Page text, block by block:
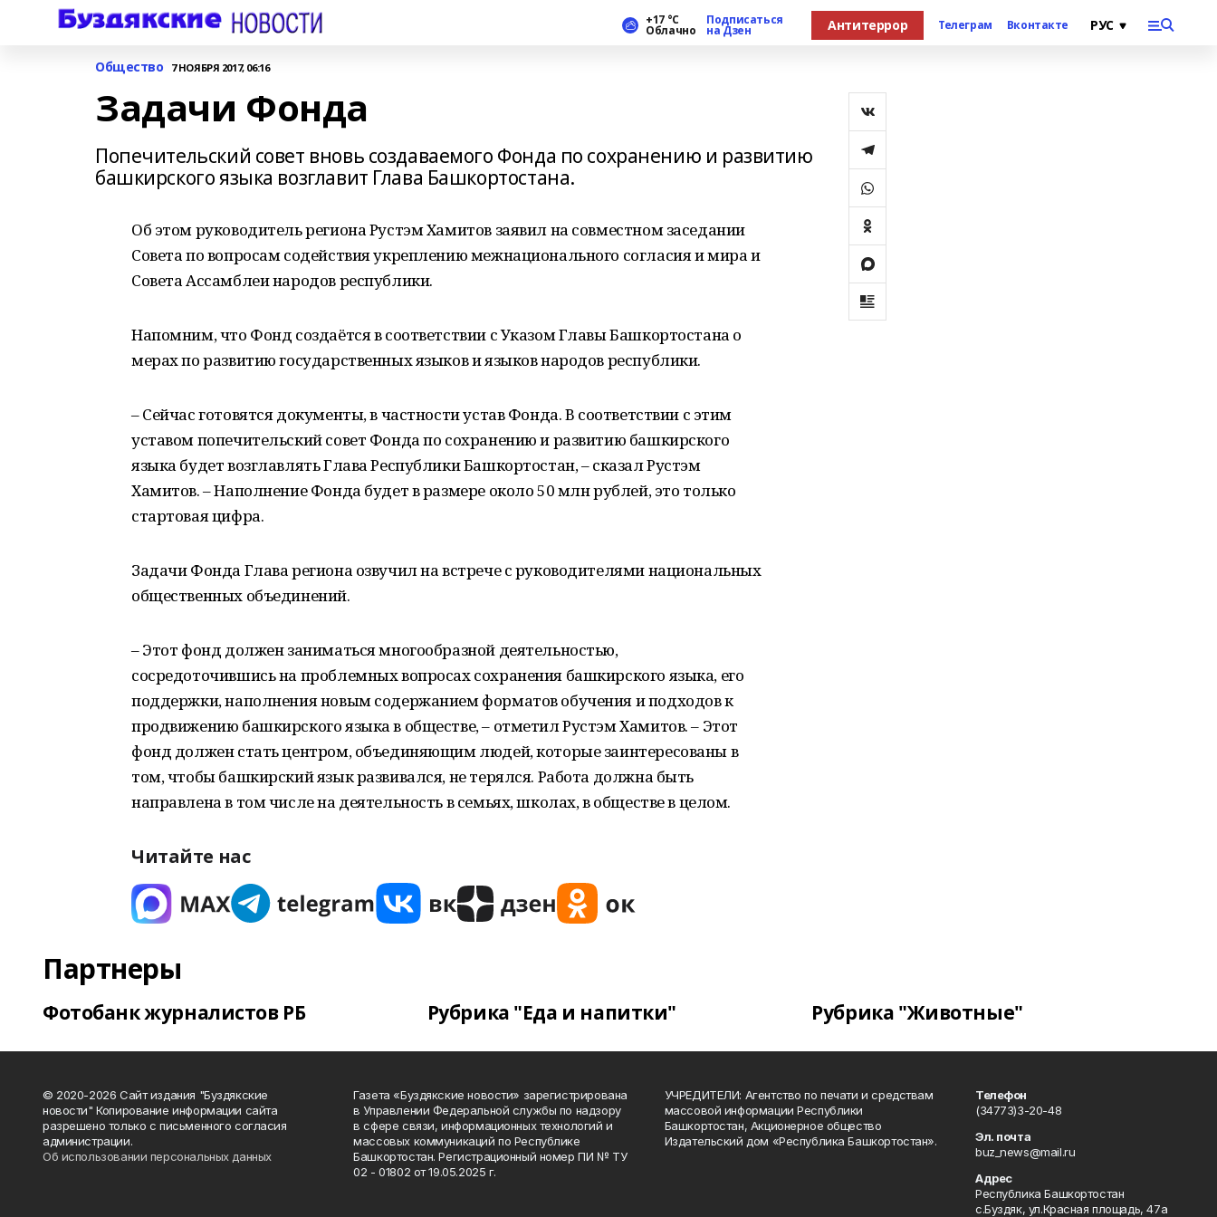
+17 °С
Облачно
Подписаться
на Дзен Антитеррор Телеграм Вконтакте
Общество 7 НОЯБРЯ 2017, 06:16
Задачи Фонда
Попечительский совет вновь создаваемого Фонда по сохранению и развитию
башкирского языка возглавит Глава Башкортостана.
Об этом руководитель региона Рустэм Хамитов заявил на совместном заседании
Совета по вопросам содействия укреплению межнационального согласия и мира и
Совета Ассамблеи народов республики.
Напомним, что Фонд создаётся в соответствии с Указом Главы Башкортостана о
мерах по развитию государственных языков и языков народов республики.
– Сейчас готовятся документы, в частности устав Фонда. В соответствии с этим
уставом попечительский совет Фонда по сохранению и развитию башкирского
языка будет возглавлять Глава Республики Башкортостан, – сказал Рустэм
Хамитов. – Наполнение Фонда будет в размере около 50 млн рублей, это только
стартовая цифра.
Задачи Фонда Глава региона озвучил на встрече с руководителями национальных
общественных объединений.
– Этот фонд должен заниматься многообразной деятельностью,
сосредоточившись на проблемных вопросах сохранения башкирского языка, его
поддержки, наполнения новым содержанием форматов обучения и подходов к
продвижению башкирского языка в обществе, – отметил Рустэм Хамитов. – Этот
фонд должен стать центром, объединяющим людей, которые заинтересованы в
том, чтобы башкирский язык развивался, не терялся. Работа должна быть
направлена в том числе на деятельность в семьях, школах, в обществе в целом.
Читайте нас
Партнеры
Фотобанк журналистов РБ Рубрика "Еда и напитки" Рубрика "Животные"
© 2020-2026 Сайт издания "Буздякские
новости" Копирование информации сайта
разрешено только с письменного согласия
администрации.
Об использовании персональных данных
Газета «Буздякские новости» зарегистрирована
в Управлении Федеральной службы по надзору
в сфере связи, информационных технологий и
массовых коммуникаций по Республике
Башкортостан. Регистрационный номер ПИ № ТУ
02 - 01802 от 19.05.2025 г.
УЧРЕДИТЕЛИ: Агентство по печати и средствам
массовой информации Республики
Башкортостан, Акционерное общество
Издательский дом «Республика Башкортостан».
Телефон
(34773)3-20-48
Эл. почта
buz_news@mail.ru
Адрес
Республика Башкортостан
с.Буздяк, ул.Красная площадь, 47а